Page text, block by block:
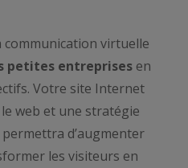
communication virtuelle
petites entreprisesen
Votre site Internet
web et une stratégie
d’augmenter
les visiteurs en